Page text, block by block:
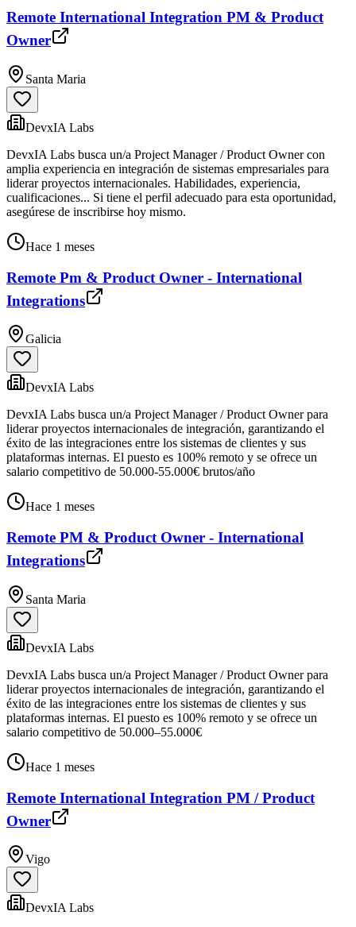
Remote International Integration PM & Product
Owner
Santa Maria
DevxIA Labs
DevxIA Labs busca un/a Project Manager / Product Owner con
amplia experiencia en integración de sistemas empresariales para
liderar proyectos internacionales. Habilidades, experiencia,
cualificaciones... Si tiene el perfil adecuado para esta oportunidad,
asegúrese de inscribirse hoy mismo.
Hace 1 meses
Remote Pm & Product Owner - International
Integrations
Galicia
DevxIA Labs
DevxIA Labs busca un/a Project Manager / Product Owner para
liderar proyectos internacionales de integración, garantizando el
éxito de las integraciones entre los sistemas de clientes y sus
plataformas internas. El puesto es 100% remoto y se ofrece un
salario competitivo de 50.000-55.000€ brutos/año
Hace 1 meses
Remote PM & Product Owner - International
Integrations
Santa Maria
DevxIA Labs
DevxIA Labs busca un/a Project Manager / Product Owner para
liderar proyectos internacionales de integración, garantizando el
éxito de las integraciones entre los sistemas de clientes y sus
plataformas internas. El puesto es 100% remoto y se ofrece un
salario competitivo de 50.000–55.000€
Hace 1 meses
Remote International Integration PM / Product
Owner
Vigo
DevxIA Labs